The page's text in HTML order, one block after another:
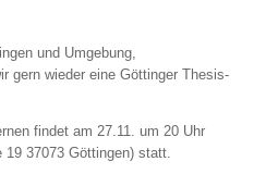
und Umgebung,
gern wieder eine Göttinger Thesis-
findet am 27.11. um 20 Uhr
37073 Göttingen) statt.